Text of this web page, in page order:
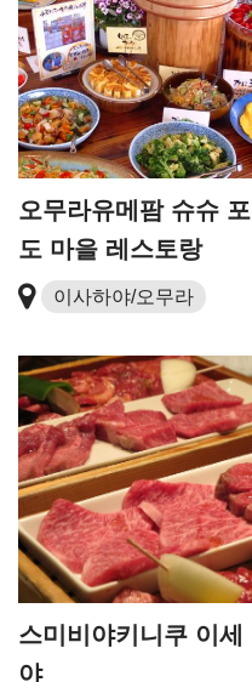
오무라유메팜 슈슈 포
도 마을 레스토랑
이사하야/오무라
스미비야키니쿠 이세
야